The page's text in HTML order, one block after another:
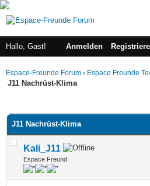
Hallo, Gast! Anmelden
Espace-Freunde Forum › Espace Freunde
J11 Nachrüst-Klima
J11 Nachrüst-Klima
Kali_J11
Espace Freund